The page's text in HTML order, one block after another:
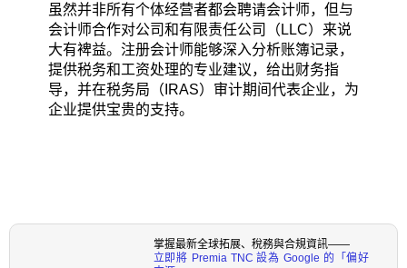
虽然并非所有个体经营者都会聘请会计师，但与
会计师合作对公司和有限责任公司（LLC）来说
大有裨益。注册会计师能够深入分析账簿记录，
提供税务和工资处理的专业建议，给出财务指
导，并在税务局（IRAS）审计期间代表企业，为
企业提供宝贵的支持。
掌握最新全球拓展、稅務與合規資訊——
立即將 Premia TNC 設為 Google 的「偏好